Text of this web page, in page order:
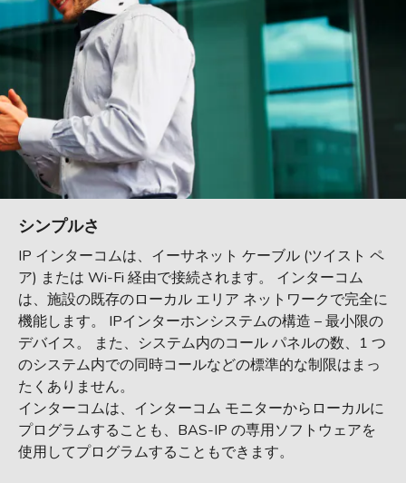
シンプルさ
IP インターコムは、イーサネット ケーブル (ツイスト ペ
ア) または Wi-Fi 経由で接続されます。 インターコム
は、施設の既存のローカル エリア ネットワークで完全に
機能します。 IPインターホンシステムの構造 – 最小限の
デバイス。 また、システム内のコール パネルの数、1 つ
のシステム内での同時コールなどの標準的な制限はまっ
たくありません。
インターコムは、インターコム モニターからローカルに
プログラムすることも、BAS-IP の専用ソフトウェアを
使用してプログラムすることもできます。